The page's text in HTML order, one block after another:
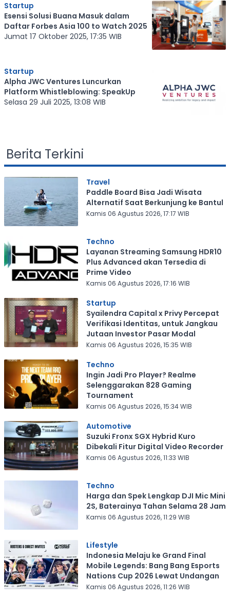
Startup
Esensi Solusi Buana Masuk dalam
Daftar Forbes Asia 100 to Watch 2025
Jumat 17 Oktober 2025, 17:35 WIB
Startup
Alpha JWC Ventures Luncurkan
Platform Whistleblowing: SpeakUp
Selasa 29 Juli 2025, 13:08 WIB
Berita Terkini
Travel
Paddle Board Bisa Jadi Wisata
Alternatif Saat Berkunjung ke Bantul
Kamis 06 Agustus 2026, 17:17 WIB
Techno
Layanan Streaming Samsung HDR10
Plus Advanced akan Tersedia di
Prime Video
Kamis 06 Agustus 2026, 17:16 WIB
Startup
Syailendra Capital x Privy Percepat
Verifikasi Identitas, untuk Jangkau
Jutaan Investor Pasar Modal
Kamis 06 Agustus 2026, 15:35 WIB
Techno
Ingin Jadi Pro Player? Realme
Selenggarakan 828 Gaming
Tournament
Kamis 06 Agustus 2026, 15:34 WIB
Automotive
Suzuki Fronx SGX Hybrid Kuro
Dibekali Fitur Digital Video Recorder
Kamis 06 Agustus 2026, 11:33 WIB
Techno
Harga dan Spek Lengkap DJI Mic Mini
2S, Baterainya Tahan Selama 28 Jam
Kamis 06 Agustus 2026, 11:29 WIB
Lifestyle
Indonesia Melaju ke Grand Final
Mobile Legends: Bang Bang Esports
Nations Cup 2026 Lewat Undangan
Kamis 06 Agustus 2026, 11:26 WIB